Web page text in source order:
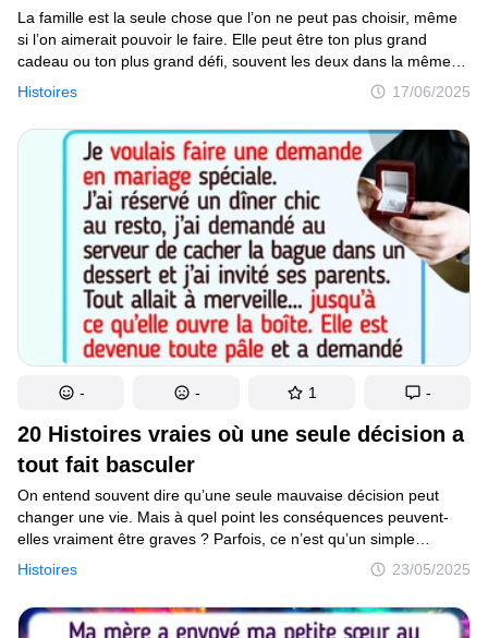
Histoires 17/06/2025
La famille est la seule chose que l’on ne peut pas choisir, même
si l’on aimerait pouvoir le faire. Elle peut être ton plus grand
cadeau ou ton plus grand défi, souvent les deux dans la même
journée. La vie en famille est une montagne russe d’amour,
de chaos et de moments qui restent à jamais gravés dans
ta mémoire — pour le meilleur et pour le pire.
20 Histoires vraies où une seule décision a
tout fait basculer
Histoires 23/05/2025
On entend souvent dire qu’une seule mauvaise décision peut
changer une vie. Mais à quel point les conséquences peuvent-
elles vraiment être graves ? Parfois, ce n’est qu’un simple
désagrément... mais d’autres fois, c’est l’effondrement total
de projets, de relations, voire d’une carrière. Dans cet article,
tu découvriras des histoires vraies de personnes qui ont tout
perdu à cause d’une erreur accidentelle, d’un geste impulsif
- - 1 -
Mise à jour du consentement
© 2014–2026TheSoul Publishing.
Tous droits réservés.